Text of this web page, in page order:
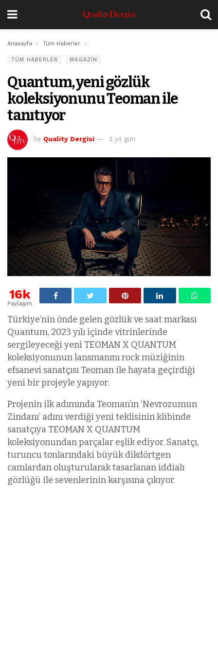
Anasayfa Tüm Haberler
TÜM HABERLER MAGAZİN
Quantum, yeni gözlük
koleksiyonunu Teoman ile
tanıtıyor
İle Quality Dergisi 3 yıl gün
16k
Paylaşım
Türkiye’nin önde gelen gözlük ve saat markası
Quantum, 2023 yılı içinde vitrinlerinde
sergileyeceği yeni TEOMAN X QUANTUM
koleksiyonunun lansmanını rock müziğinin
efsanevi sanatçısı Teoman ile hayata geçirdiği
yeni bir projeyle yapıyor.
Projenin ilk adımında Teoman’ın ‘Nevrozumun
Zindanı’ adını verdiği yeni teklisinin klibinde
sanatçıya TEOMAN X QUANTUM
koleksiyonundan parçalar eşlik ediyor. Sanatçı,
turuncu tonlarındaki büyük dikdörtgen
camlardan oluşturularak tasarlanan iddialı
gözlüğü ile sevenlerinin karşısına çıkıyor.